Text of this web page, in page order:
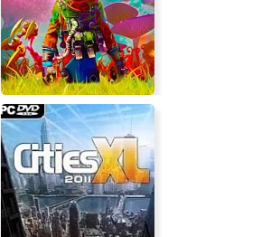
Miner Wars 2081